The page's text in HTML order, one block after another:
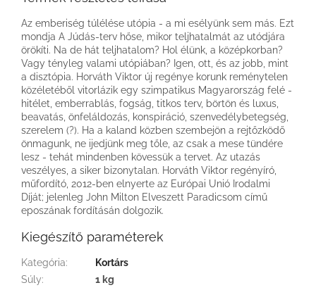
Az emberiség túlélése utópia - a mi esélyünk sem más. Ezt
mondja A Júdás-terv hőse, mikor teljhatalmát az utódjára
örökíti. Na de hát teljhatalom? Hol élünk, a középkorban?
Vagy tényleg valami utópiában? Igen, ott, és az jobb, mint
a disztópia. Horváth Viktor új regénye korunk reménytelen
közéletéből vitorlázik egy szimpatikus Magyarország felé -
hitélet, emberrablás, fogság, titkos terv, börtön és luxus,
beavatás, önfeláldozás, konspiráció, szenvedélybetegség,
szerelem (?). Ha a kaland közben szembejön a rejtőzködő
önmagunk, ne ijedjünk meg tőle, az csak a mese tündére
lesz - tehát mindenben kövessük a tervet. Az utazás
veszélyes, a siker bizonytalan. Horváth Viktor regényíró,
műfordító, 2012-ben elnyerte az Európai Unió Irodalmi
Díját; jelenleg John Milton Elveszett Paradicsom című
eposzának fordításán dolgozik.
Kiegészítő paraméterek
Kategória:
Kortárs
Súly:
1 kg